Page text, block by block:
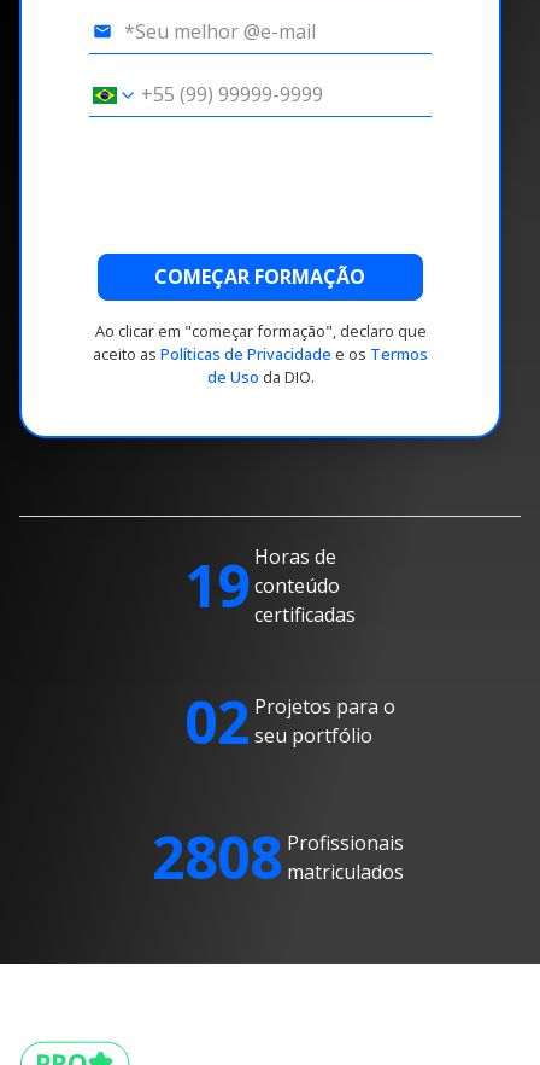
COMEÇAR FORMAÇÃO
Ao clicar em "começar formação", declaro que
aceito as Políticas de Privacidade e os Termos
de Uso da DIO.
19 Horas de
conteúdo
certificadas
02 Projetos para o
seu portfólio
2808 Profissionais
matriculados